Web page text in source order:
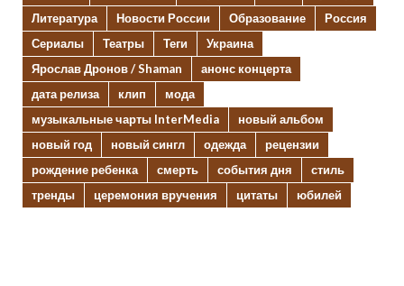
Литература
Новости России Образование
Россия
Сериалы
Театры Теги
Украина
Ярослав Дронов / Shaman
анонс концерта
дата релиза
клип
мода
музыкальные чарты InterMedia
новый альбом
новый год
новый сингл одежда
рецензии
рождение ребенка
смерть события дня
стиль
тренды
церемония вручения цитаты юбилей